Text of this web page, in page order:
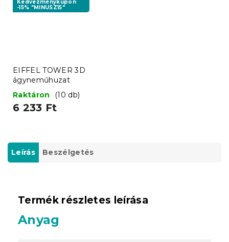
Kedvezménykupon
-15% "MINUSZ15"
EIFFEL TOWER 3D
ágyneműhuzat
Raktáron
(10 db)
6 233 Ft
Leírás Beszélgetés
Termék részletes leírása
Anyag